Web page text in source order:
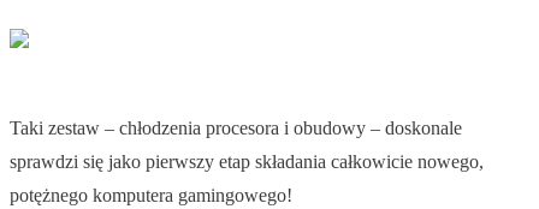
Taki zestaw – chłodzenia procesora i obudowy – doskonale
sprawdzi się jako pierwszy etap składania całkowicie nowego,
potężnego komputera gamingowego!